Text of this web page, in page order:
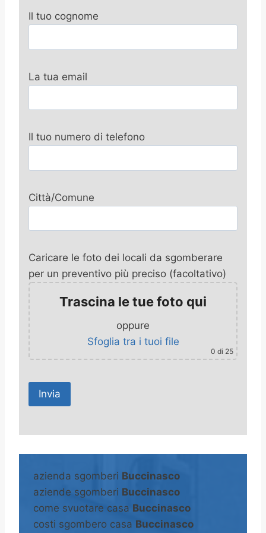
Il tuo cognome
La tua email
Il tuo numero di telefono
Città/Comune
Caricare le foto dei locali da sgomberare
per un preventivo più preciso (facoltativo)
Trascina le tue foto qui
oppure
Sfoglia tra i tuoi file
0 di 25
A
e
n
a
azienda sgomberi Buccinasco
aziende sgomberi Buccinasco
come svuotare casa Buccinasco
costi sgombero casa Buccinasco